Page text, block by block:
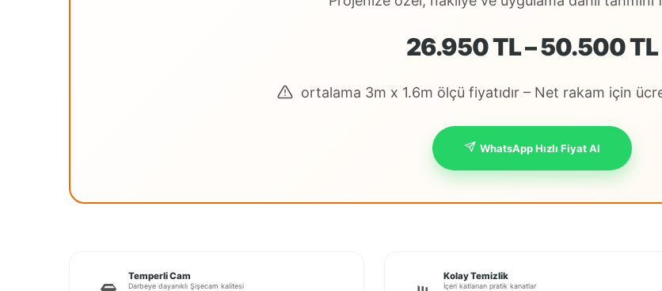
26.950 TL – 50.500 TL
ortalama 3m x 1.6m ölçü fiyatıdır – Net rakam için
WhatsApp Hızlı Fiyat Al
Temperli Cam
Darbeye dayanıklı Şişecam kalitesi
Kolay Temizlik
İçeri katlanan pratik kanatlar